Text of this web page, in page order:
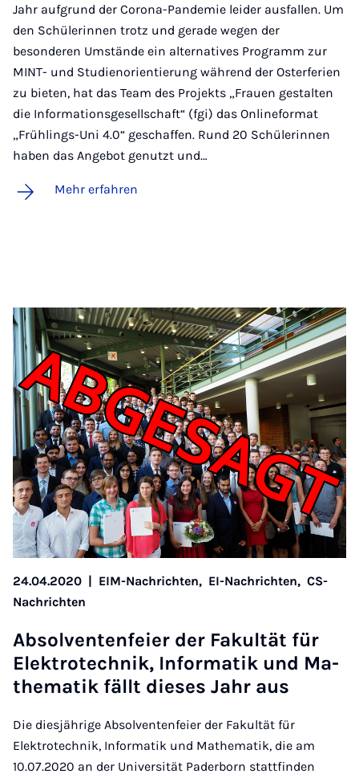
Jahr aufgrund der Corona-Pandemie leider ausfallen. Um
den Schülerinnen trotz und gerade wegen der
besonderen Umstände ein alternatives Programm zur
MINT- und Studienorientierung während der Osterferien
zu bieten, hat das Team des Projekts „Frauen gestalten
die Informationsgesellschaft“ (fgi) das Onlineformat
„Frühlings-Uni 4.0“ geschaffen. Rund 20 Schülerinnen
haben das Angebot genutzt und…
Mehr erfahren
24.04.2020 | EIM-Nachrichten, EI-Nachrichten, CS-
Nachrichten
Ab­sol­ven­ten­fei­er der Fa­kul­tät für
Elek­tro­tech­nik, In­for­ma­tik und Ma­
the­ma­tik fällt die­ses Jahr aus
Die diesjährige Absolventenfeier der Fakultät für
Elektrotechnik, Informatik und Mathematik, die am
10.07.2020 an der Universität Paderborn stattfinden